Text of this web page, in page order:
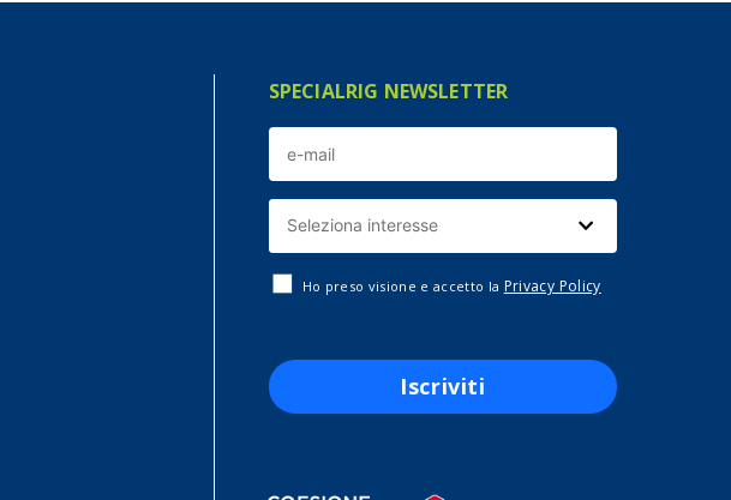
SPECIALRIG NEWSLETTER
Ho preso visione e accetto la Privacy Policy
Iscriviti